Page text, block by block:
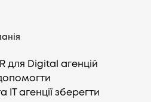
для Digital агенцій
IT агенції зберегти